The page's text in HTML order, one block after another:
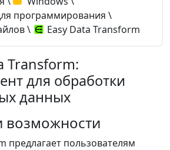
программирования \
\ Easy Data Transform
Transform:
для обработки
данных
возможности
предлагает пользователям